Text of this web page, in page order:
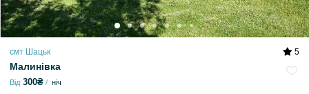
смт Шацьк 5
Малинівка
Від 300₴ ніч